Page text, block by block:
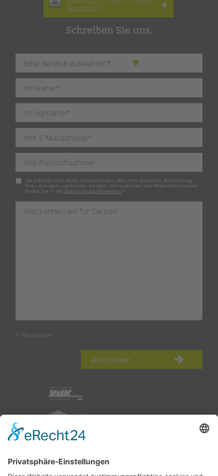
Newsletter an.
Schreiben Sie uns.
Pflichtfeld
Sie erklären sich damit einverstanden, dass Ihre Daten zur Bearbeitung
Ihres Anliegens verwendet werden. Informationen und Widerrufshinweise
finden Sie in der Datenschutzinformation. *
* Pflichtfelder
abschicken